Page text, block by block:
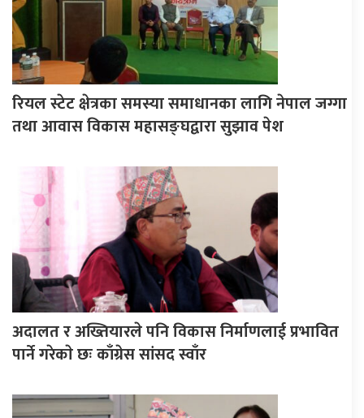
रियल स्टेट क्षेत्रका समस्या समाधानका लागि नेपाल जग्गा
तथा आवास विकास महासङ्घद्वारा सुझाव पेश
अदालत र अख्तियारले पनि विकास निर्माणलाई प्रभावित
पार्ने गरेकाे छः काँग्रेस सांसद स्वाँर